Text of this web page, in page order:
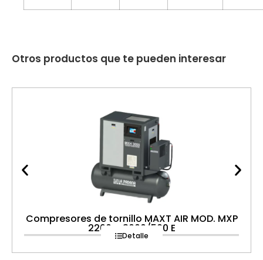
Otros productos que te pueden interesar
Compresores de tornillo MAXT AIR MOD. MXP
2200 – 3000/500 E
Detalle